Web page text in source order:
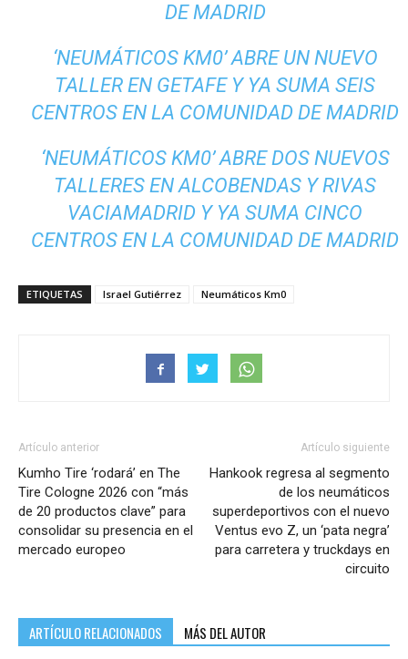
DE MADRID
‘NEUMÁTICOS KM0’ ABRE UN NUEVO
TALLER EN GETAFE Y YA SUMA SEIS
CENTROS EN LA COMUNIDAD DE MADRID
‘NEUMÁTICOS KM0’ ABRE DOS NUEVOS
TALLERES EN ALCOBENDAS Y RIVAS
VACIAMADRID Y YA SUMA CINCO
CENTROS EN LA COMUNIDAD DE MADRID
ETIQUETAS Israel Gutiérrez Neumáticos Km0
Artículo anterior
Kumho Tire ‘rodará’ en The
Tire Cologne 2026 con “más
de 20 productos clave” para
consolidar su presencia en el
mercado europeo
Artículo siguiente
Hankook regresa al segmento
de los neumáticos
superdeportivos con el nuevo
Ventus evo Z, un ‘pata negra’
para carretera y truckdays en
circuito
ARTÍCULO RELACIONADOS MÁS DEL AUTOR